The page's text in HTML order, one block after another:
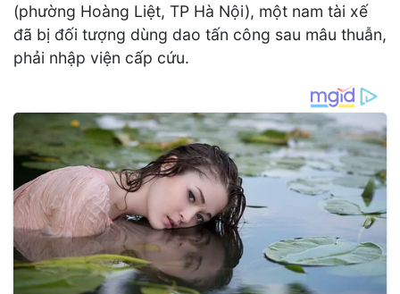
(phường Hoàng Liệt, TP Hà Nội), một nam tài xế
đã bị đối tượng dùng dao tấn công sau mâu thuẫn,
phải nhập viện cấp cứu.